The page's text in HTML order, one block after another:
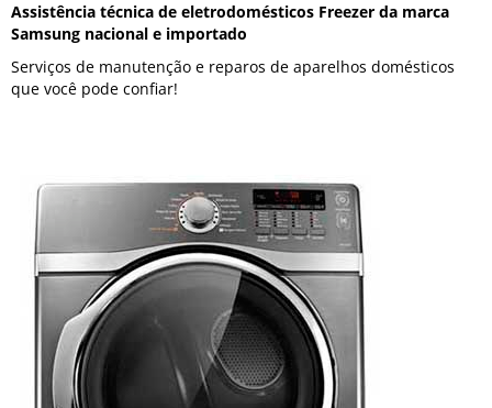
Assistência técnica de eletrodomésticos Freezer da marca
Samsung nacional e importado
Serviços de manutenção e reparos de aparelhos domésticos
que você pode confiar!